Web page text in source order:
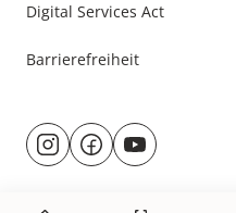
Digital Services Act
Barrierefreiheit
Besuche
uns@rund.ums.baby
facebook.com/
youtube.com/